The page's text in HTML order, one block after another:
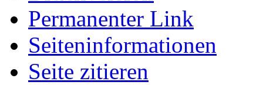
Permanenter Link
Seiten­informationen
Seite zitieren